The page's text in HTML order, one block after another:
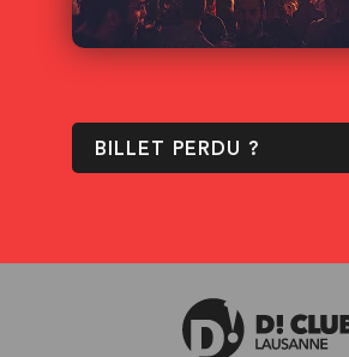
BILLET PERDU ?